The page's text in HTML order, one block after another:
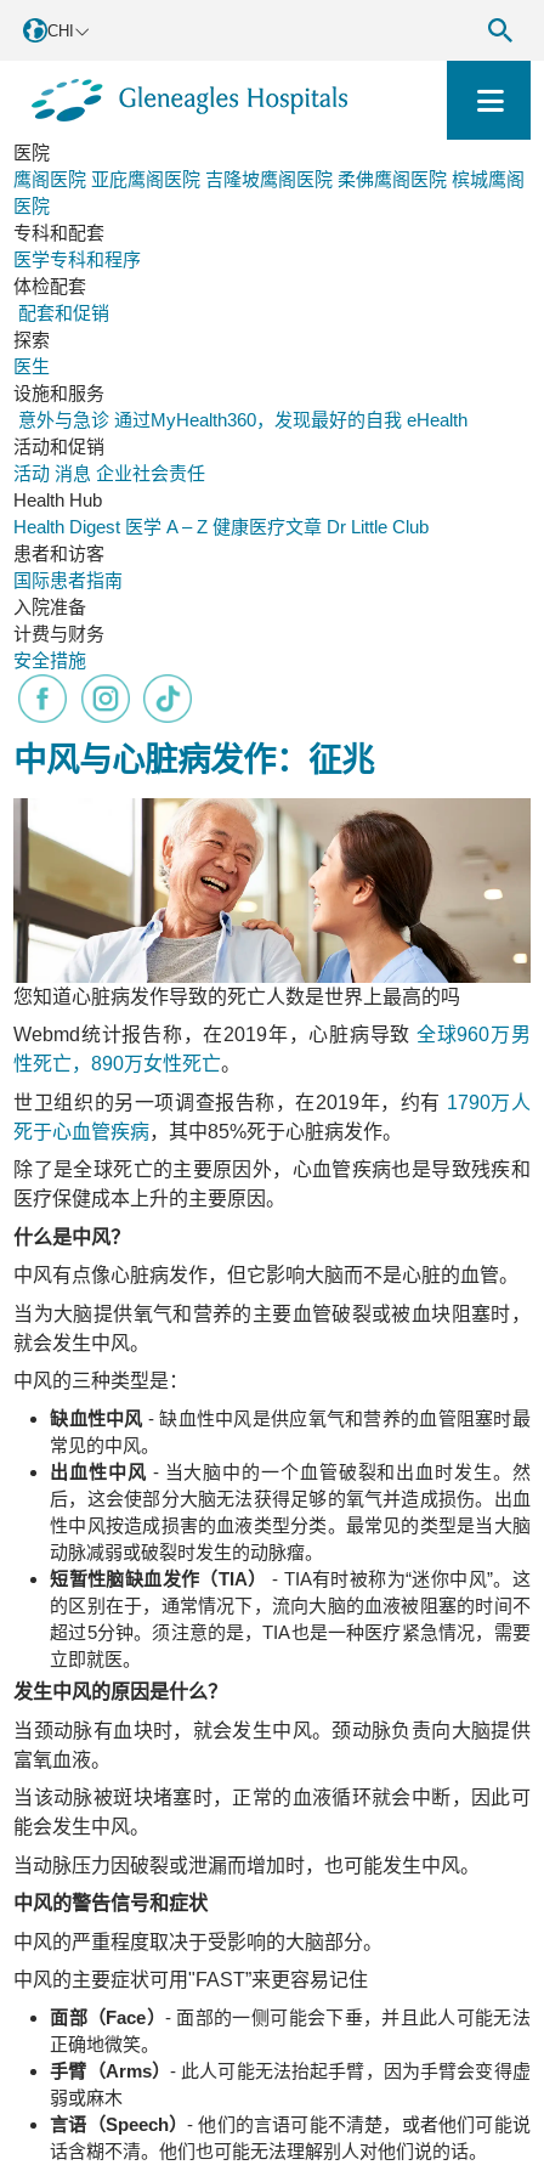
CHI
医院
鹰阁医院 亚庇鹰阁医院 吉隆坡鹰阁医院 柔佛鹰阁医院 槟城鹰阁
医院
专科和配套
医学专科和程序
体检配套
配套和促销
探索
医生
设施和服务
意外与急诊 通过MyHealth360，发现最好的自我 eHealth
活动和促销
活动 消息 企业社会责任
Health Hub
Health Digest 医学 A – Z 健康医疗文章 Dr Little Club
患者和访客
国际患者指南
入院准备
计费与财务
安全措施
中风与心脏病发作：征兆
您知道心脏病发作导致的死亡人数是世界上最高的吗
Webmd统计报告称，在2019年，心脏病导致 全球960万男
性死亡，890万女性死亡。
世卫组织的另一项调查报告称，在2019年，约有 1790万人
死于心血管疾病，其中85%死于心脏病发作。
除了是全球死亡的主要原因外，心血管疾病也是导致残疾和
医疗保健成本上升的主要原因。
什么是中风？
中风有点像心脏病发作，但它影响大脑而不是心脏的血管。
当为大脑提供氧气和营养的主要血管破裂或被血块阻塞时，
就会发生中风。
中风的三种类型是：
缺血性中风 - 缺血性中风是供应氧气和营养的血管阻塞时最
常见的中风。
出血性中风 - 当大脑中的一个血管破裂和出血时发生。然
后，这会使部分大脑无法获得足够的氧气并造成损伤。出血
性中风按造成损害的血液类型分类。最常见的类型是当大脑
动脉减弱或破裂时发生的动脉瘤。
短暂性脑缺血发作（TIA）
- TIA有时被称为“迷你中风”。这
的区别在于，通常情况下，流向大脑的血液被阻塞的时间不
超过5分钟。须注意的是，TIA也是一种医疗紧急情况，需要
立即就医。
发生中风的原因是什么？
当颈动脉有血块时，就会发生中风。颈动脉负责向大脑提供
富氧血液。
当该动脉被斑块堵塞时，正常的血液循环就会中断，因此可
能会发生中风。
当动脉压力因破裂或泄漏而增加时，也可能发生中风。
中风的警告信号和症状
中风的严重程度取决于受影响的大脑部分。
中风的主要症状可用"FAST”来更容易记住
面部（Face）- 面部的一侧可能会下垂，并且此人可能无法
正确地微笑。
手臂（Arms） - 此人可能无法抬起手臂，因为手臂会变得虚
弱或麻木
言语（Speech）- 他们的言语可能不清楚，或者他们可能说
话含糊不清。他们也可能无法理解别人对他们说的话。